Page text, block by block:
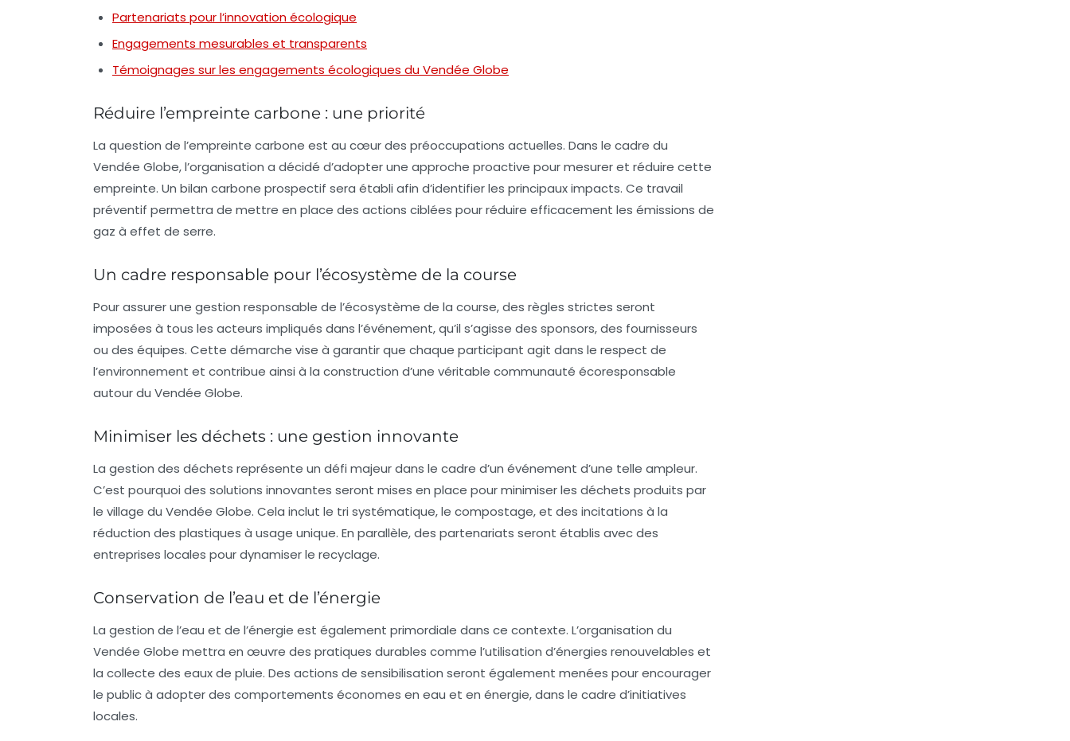
Partenariats pour l’innovation écologique
Engagements mesurables et transparents
Témoignages sur les engagements écologiques du Vendée Globe
Réduire l’empreinte carbone : une priorité
La question de l’empreinte carbone est au cœur des préoccupations actuelles. Dans le cadre du
Vendée Globe, l’organisation a décidé d’adopter une approche proactive pour mesurer et réduire cette
empreinte. Un bilan carbone prospectif sera établi afin d’identifier les principaux impacts. Ce travail
préventif permettra de mettre en place des actions ciblées pour réduire efficacement les émissions de
gaz à effet de serre.
Un cadre responsable pour l’écosystème de la course
Pour assurer une gestion responsable de l’écosystème de la course, des règles strictes seront
imposées à tous les acteurs impliqués dans l’événement, qu’il s’agisse des sponsors, des fournisseurs
ou des équipes. Cette démarche vise à garantir que chaque participant agit dans le respect de
l’environnement et contribue ainsi à la construction d’une véritable communauté écoresponsable
autour du Vendée Globe.
Minimiser les déchets : une gestion innovante
La gestion des déchets représente un défi majeur dans le cadre d’un événement d’une telle ampleur.
C’est pourquoi des solutions innovantes seront mises en place pourminimiser les déchets produits par
le village du Vendée Globe. Cela inclut le tri systématique, le compostage, et des incitations à la
réduction des plastiques à usage unique. En parallèle, des partenariats seront établis avec des
entreprises locales pour dynamiser le recyclage.
Conservation de l’eau et de l’énergie
La gestion de l’eau et de l’énergie est également primordiale dans ce contexte. L’organisation du
Vendée Globe mettra en œuvre des pratiques durables comme l’utilisation d’énergies renouvelables et
la collecte des eaux de pluie. Des actions de sensibilisation seront également menées pour encourager
le public à adopter des comportements économes en eau et en énergie, dans le cadre d’initiatives
locales.